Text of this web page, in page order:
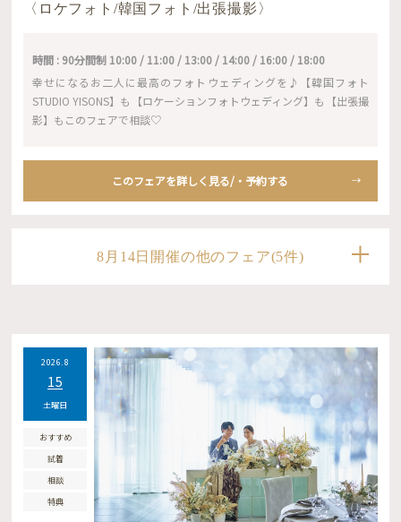
〈ロケフォト/韓国フォト/出張撮影〉
時間 : 90分間制 10:00 / 11:00 / 13:00 / 14:00 / 16:00 / 18:00
幸せになるお二人に最高のフォトウェディングを♪【韓国フォト
STUDIO YISONS】も【ロケーションフォトウェディング】も【出張撮
影】もこのフェアで相談♡
このフェアを詳しく見る/・予約する
8月14日開催の他のフェア(5件)
2026.8
15
土曜日
おすすめ
試着
相談
特典